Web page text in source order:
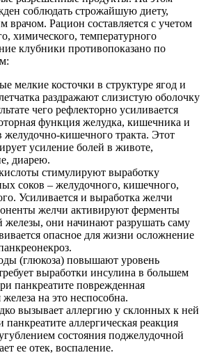
соблюдать строжайшую диету,
врачом. Рацион составляется с учетом
химического, температурного
клубники противопоказано по
мелкие косточки в структуре ягод и
раздражают слизистую оболочку
чего рефлекторно усиливается
функция желудка, кишечника и
желудочно-кишечного тракта. Этот
усиление болей в животе,
диарею.
стимулируют выработку
соков – желудочного, кишечного,
Усиливается и выработка желчи
желчи активируют ферменты
железы, они начинают разрушать саму
опасное для жизни осложнение
(глюкоза) повышают уровень
выработки инсулина в большем
панкреатите поврежденная
на это неспособна.
вызывает аллергию у склонных к ней
аллергическая реакция
состояния поджелудочной
ее отек, воспаление.